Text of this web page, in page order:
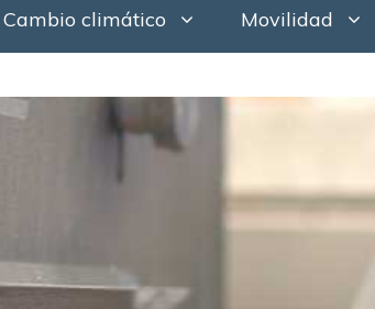
Cambio climático Movilidad